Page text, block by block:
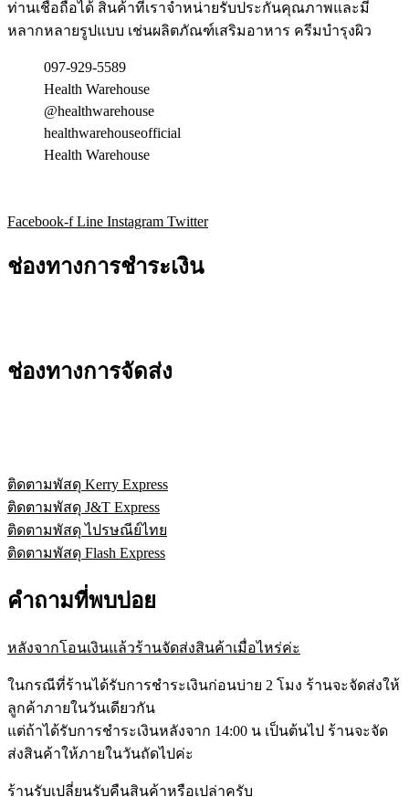
แพ้
ท่านเชื่อถือได้ สินค้าที่เราจำหน่ายรับประกันคุณภาพและมี
หลากหลายรูปแบบ เช่นผลิตภัณฑ์เสริมอาหาร ครีมบำรุงผิว
097-929-5589
Health Warehouse
@healthwarehouse
healthwarehouseofficial
Health Warehouse
Facebook-f Line Instagram Twitter
ช่องทางการชำระเงิน
ช่องทางการจัดส่ง
ติดตามพัสดุ Kerry Express
ติดตามพัสดุ J&T Express
ติดตามพัสดุ ไปรษณีย์ไทย
ติดตามพัสดุ Flash Express
คำถามที่พบบ่อย
หลังจากโอนเงินแล้วร้านจัดส่งสินค้าเมื่อไหร่ค่ะ
ในกรณีที่ร้านได้รับการชำระเงินก่อนบ่าย 2 โมง ร้านจะจัดส่งให้
ลูกค้าภายในวันเดียวกัน
แต่ถ้าได้รับการชำระเงินหลังจาก 14:00 น เป็นต้นไป ร้านจะจัด
ส่งสินค้าให้ภายในวันถัดไปค่ะ
ร้านรับเปลี่ยนรับคืนสินค้าหรือเปล่าครับ